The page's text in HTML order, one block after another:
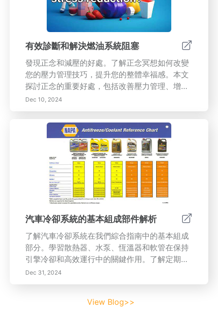
有效診斷和解決燃油系統阻塞
發現正念和減壓的好處。了解正念冥想如何改變
您的壓力管理技巧，提升您的整體幸福感。本文
探討正念的重要好處，包括改善壓力管理、增加
專注力和增強情緒調節。深入了解開始正念冥想
的實用技巧，包括建立專門的冥想空間和創建一
致的日常習慣。克服實踐中可能出現的常見挑
戰，並發現將正念融入日常生活的方法。增強知
識和工具，以培養更加平靜、更加專注的生活方
式。立即訪問我們以了解更多！
Dec 10, 2024
汽車冷卻系統的基本組成部件解析
了解汽車冷卻系統在我們綜合指南中的基本組成
部分。學習散熱器、水泵、恆溫器和軟管在保持
引擎冷卻和高效運行中的關鍵作用。了解定期維
護的重要性，包括冷卻液沖洗和檢查，以防止過
熱和引擎損壞。深入探討各種型號的冷卻液、潛
愛好者還是車主，本文均提供了寶貴的見解，幫
Dec 31, 2024
View Blog>>